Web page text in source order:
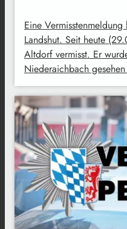
Eine
Landshut. Seit heute
Altdorf vermisst. Er
Niederaichbach